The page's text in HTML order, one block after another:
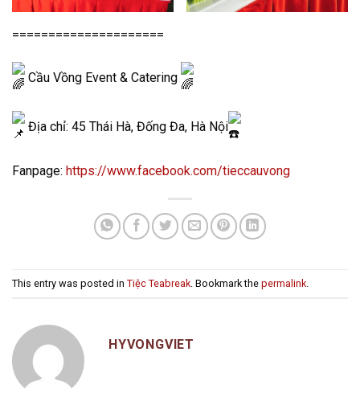
=====================
Cầu Vồng Event & Catering
Địa chỉ: 45 Thái Hà, Đống Đa, Hà Nội
Fanpage: https://www.facebook.com/tieccauvong
This entry was posted in Tiệc Teabreak . Bookmark the permalink
HYVONGVIET